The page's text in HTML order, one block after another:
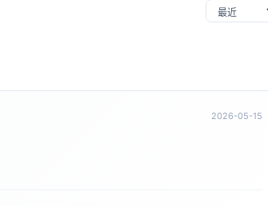
2026-05-15